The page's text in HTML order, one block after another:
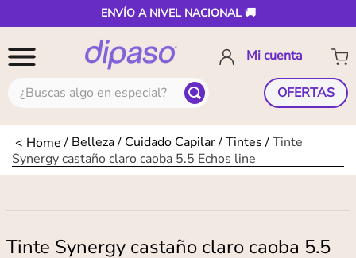
ENVÍO A NIVEL NACIONAL 🚚
¿Buscas algo en especial? OFERTAS
Belleza Cuidado Capilar Tintes
Tinte
Synergy castaño claro caoba 5.5 Echos line
Tinte Synergy castaño claro caoba 5.5